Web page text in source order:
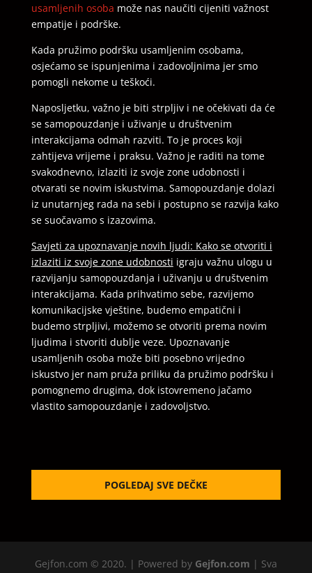
usamljenih osoba može nas naučiti cijeniti važnost
empatije i podrške.
Kada pružimo podršku usamljenim osobama,
osjećamo se ispunjenima i zadovoljnima jer smo
pomogli nekome u teškoći.
Naposljetku, važno je biti strpljiv i ne očekivati da će
se samopouzdanje i uživanje u društvenim
interakcijama odmah razviti. To je proces koji
zahtijeva vrijeme i praksu. Važno je raditi na tome
svakodnevno, izlaziti iz svoje zone udobnosti i
otvarati se novim iskustvima. Samopouzdanje dolazi
iz unutarnjeg rada na sebi i postupno se razvija kako
se suočavamo s izazovima.
Savjeti za upoznavanje novih ljudi: Kako se otvoriti i
izlaziti iz svoje zone udobnosti igraju važnu ulogu u
razvijanju samopouzdanja i uživanju u društvenim
interakcijama. Kada prihvatimo sebe, razvijemo
komunikacijske vještine, budemo empatični i
budemo strpljivi, možemo se otvoriti prema novim
ljudima i stvoriti dublje veze. Upoznavanje
usamljenih osoba može biti posebno vrijedno
iskustvo jer nam pruža priliku da pružimo podršku i
pomognemo drugima, dok istovremeno jačamo
vlastito samopouzdanje i zadovoljstvo.
POGLEDAJ SVE DEČKE
Gejfon.com © 2020. | Powered by Gejfon.com | Sva